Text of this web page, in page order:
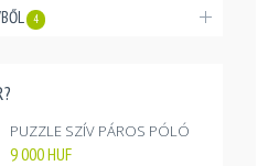
4
PUZZLE SZÍV PÁROS PÓLÓ
9 000HUF